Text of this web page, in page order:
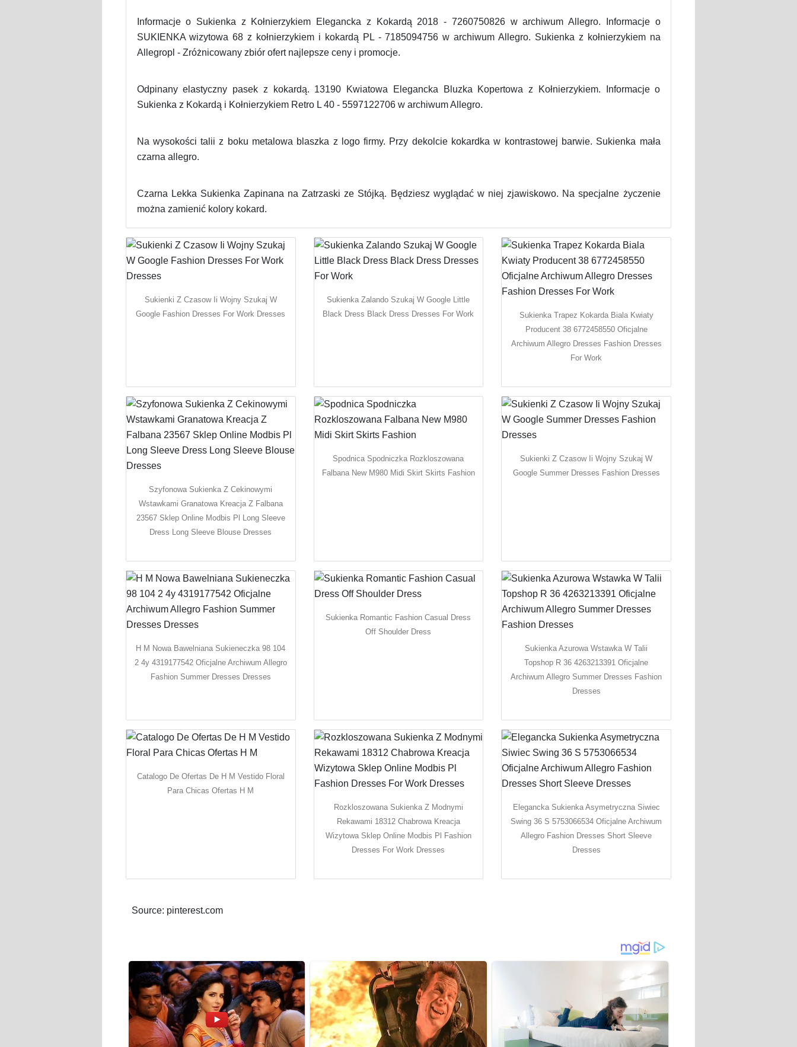
Informacje o Sukienka z Kołnierzykiem Elegancka z Kokardą 2018 - 7260750826 w archiwum Allegro. Informacje o
SUKIENKA wizytowa 68 z kołnierzykiem i kokardą PL - 7185094756 w archiwum Allegro. Sukienka z kołnierzykiem na
Allegropl - Zróżnicowany zbiór ofert najlepsze ceny i promocje.
Odpinany elastyczny pasek z kokardą. 13190 Kwiatowa Elegancka Bluzka Kopertowa z Kołnierzykiem. Informacje o
Sukienka z Kokardą i Kołnierzykiem Retro L 40 - 5597122706 w archiwum Allegro.
Na wysokości talii z boku metalowa blaszka z logo firmy. Przy dekolcie kokardka w kontrastowej barwie. Sukienka mała
czarna allegro.
Czarna Lekka Sukienka Zapinana na Zatrzaski ze Stójką. Będziesz wyglądać w niej zjawiskowo. Na specjalne życzenie
można zamienić kolory kokard.
Sukienki Z Czasow Ii Wojny Szukaj W
Google Fashion Dresses For Work Dresses
Sukienka Zalando Szukaj W Google Little
Black Dress Black Dress Dresses For Work
Sukienka Trapez Kokarda Biala Kwiaty
Producent 38 6772458550 Oficjalne
Archiwum Allegro Dresses Fashion Dresses
For Work
Szyfonowa Sukienka Z Cekinowymi
Wstawkami Granatowa Kreacja Z Falbana
23567 Sklep Online Modbis Pl Long Sleeve
Dress Long Sleeve Blouse Dresses
Spodnica Spodniczka Rozkloszowana
Falbana New M980 Midi Skirt Skirts Fashion
Sukienki Z Czasow Ii Wojny Szukaj W
Google Summer Dresses Fashion Dresses
H M Nowa Bawelniana Sukieneczka 98 104
2 4y 4319177542 Oficjalne Archiwum Allegro
Fashion Summer Dresses Dresses
Sukienka Romantic Fashion Casual Dress
Off Shoulder Dress
Sukienka Azurowa Wstawka W Talii
Topshop R 36 4263213391 Oficjalne
Archiwum Allegro Summer Dresses Fashion
Dresses
Catalogo De Ofertas De H M Vestido Floral
Para Chicas Ofertas H M
Rozkloszowana Sukienka Z Modnymi
Rekawami 18312 Chabrowa Kreacja
Wizytowa Sklep Online Modbis Pl Fashion
Dresses For Work Dresses
Elegancka Sukienka Asymetryczna Siwiec
Swing 36 S 5753066534 Oficjalne Archiwum
Allegro Fashion Dresses Short Sleeve
Dresses
Source: pinterest.com